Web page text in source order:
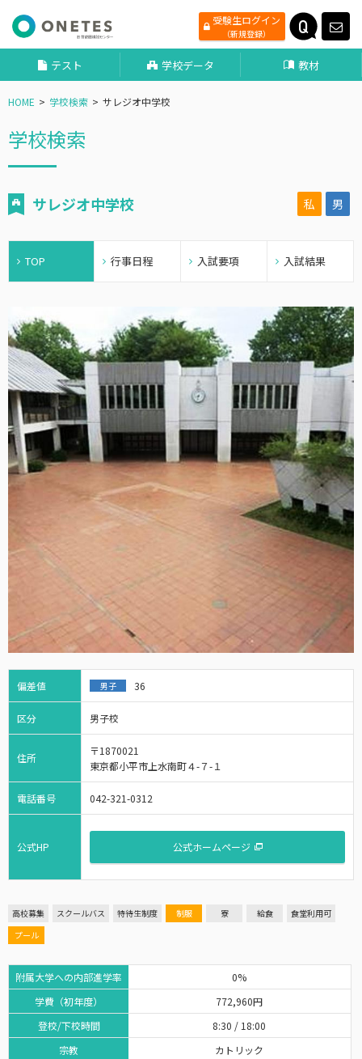
受験生ログイン
（新規登録）
テスト 学校データ 教材
HOME 学校検索 サレジオ中学校
学校検索
サレジオ中学校 私 男
TOP 行事日程 入試要項 入試結果
偏差値 男子 36
区分 男子校
住所
〒1870021
東京都小平市上水南町４-７-１
電話番号 042-321-0312
公式HP 公式ホームページ
高校募集 スクールバス 特待生制度 制服 寮 給食
食堂利用可
プール
附属大学への内部進学率
学費（初年度）
登校/下校時間
宗教
0%
772,960円
8:30 / 18:00
カトリック